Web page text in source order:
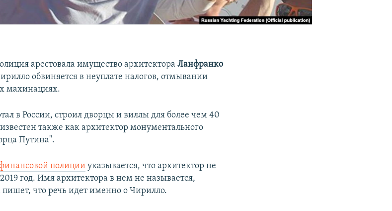
арестовала имущество архитектораЛанфранко
обвиняется в неуплате налогов, отмывании
махинациях.
в России, строил дворцы и виллы для более чем 40
также как архитектор монументального
Путина".
полиции указывается, что архитектор не
год. Имя архитектора в нем не называется,
пишет, что речь идет именно о Чирилло.